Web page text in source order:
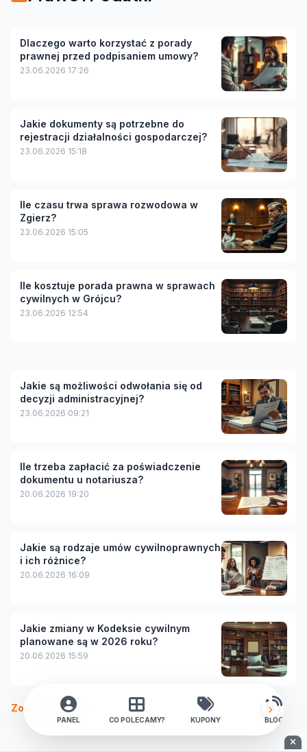
Dlaczego warto korzystać z porady
prawnej przed podpisaniem umowy?
23.06.2026 17:26
Jakie dokumenty są potrzebne do
rejestracji działalności gospodarczej?
23.06.2026 15:18
Ile czasu trwa sprawa rozwodowa w
Zgierz?
23.06.2026 15:05
Ile kosztuje porada prawna w sprawach
cywilnych w Grójcu?
23.06.2026 12:54
Jakie są możliwości odwołania się od
decyzji administracyjnej?
23.06.2026 09:21
Ile trzeba zapłacić za poświadczenie
dokumentu u notariusza?
20.06.2026 19:20
Jakie są rodzaje umów cywilnoprawnych
i ich różnice?
20.06.2026 16:09
Jakie zmiany w Kodeksie cywilnym
planowane są w 2026 roku?
20.06.2026 15:59
Zobacz więcej
PANEL CO POLECAMY? KUPONY BLOG